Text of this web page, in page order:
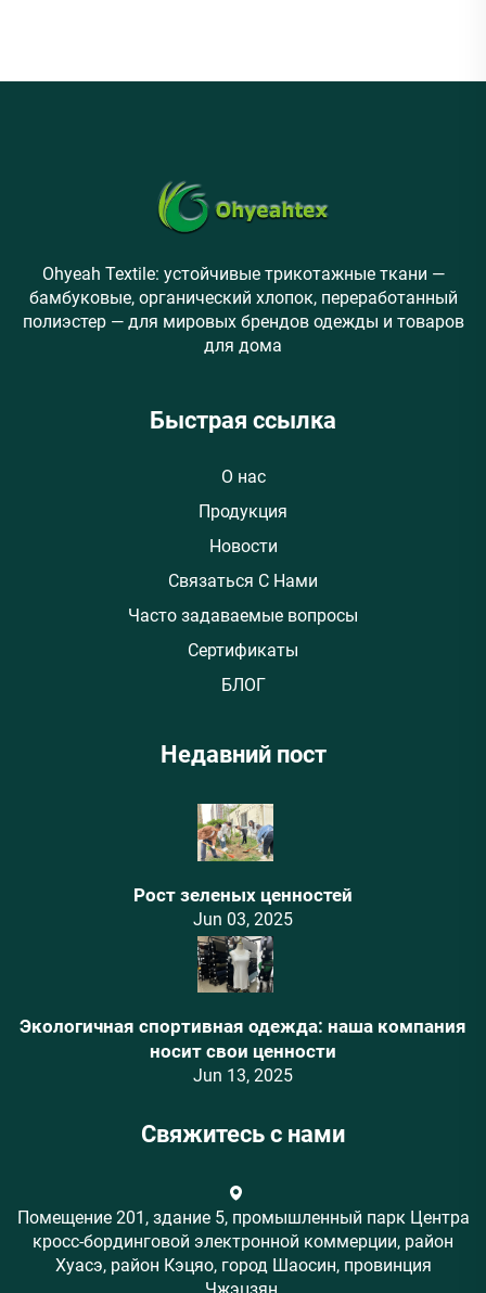
Ohyeah Textile: устойчивые трикотажные ткани —
бамбуковые, органический хлопок, переработанный
полиэстер — для мировых брендов одежды и товаров
для дома
Быстрая ссылка
О нас
Продукция
Новости
Связаться С Нами
Часто задаваемые вопросы
Сертификаты
БЛОГ
Недавний пост
Рост зеленых ценностей
Jun 03, 2025
Экологичная спортивная одежда: наша компания
носит свои ценности
Jun 13, 2025
Свяжитесь с нами
Помещение 201, здание 5, промышленный парк Центра
кросс-бординговой электронной коммерции, район
Хуасэ, район Кэцяо, город Шаосин, провинция